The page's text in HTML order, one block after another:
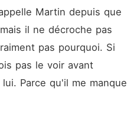
Martin depuis que
il ne décroche pas
pas pourquoi. Si
pas le voir avant
Parce qu'il me manque